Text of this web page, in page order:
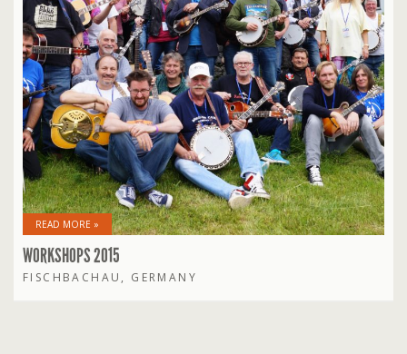
READ MORE »
WORKSHOPS 2015
FISCHBACHAU, GERMANY